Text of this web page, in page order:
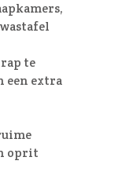
te
een extra
oprit